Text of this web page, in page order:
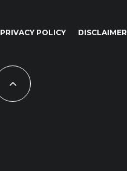
PRIVACY POLICY DISCLAIMER